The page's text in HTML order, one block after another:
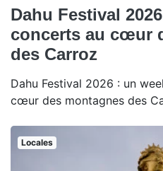
Dahu Festival
concerts au cœur
des Carroz
Dahu Festival 2026 : un
cœur des montagnes des
Locales